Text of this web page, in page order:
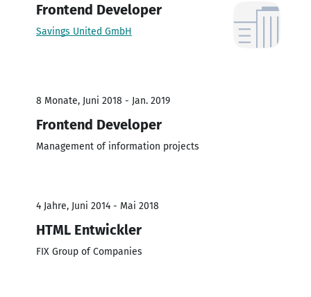
Frontend Developer
Savings United GmbH
8 Monate, Juni 2018 - Jan. 2019
Frontend Developer
Management of information projects
4 Jahre, Juni 2014 - Mai 2018
HTML Entwickler
FIX Group of Companies